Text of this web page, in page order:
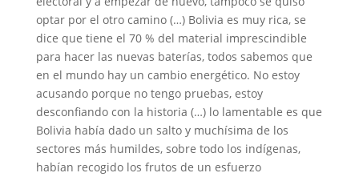
optar por el otro camino (…) Bolivia es muy rica, se
dice que tiene el 70 % del material imprescindible
para hacer las nuevas baterías, todos sabemos que
en el mundo hay un cambio energético. No estoy
acusando porque no tengo pruebas, estoy
desconfiando con la historia (…) lo lamentable es que
Bolivia había dado un salto y muchísima de los
sectores más humildes, sobre todo los indígenas,
habían recogido los frutos de un esfuerzo